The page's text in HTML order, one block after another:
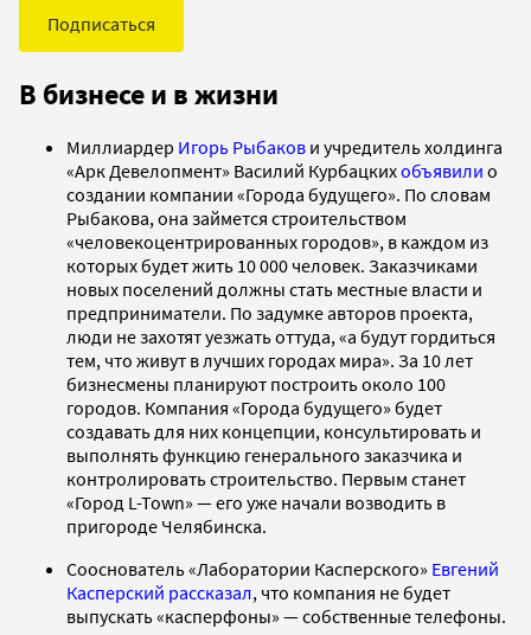
Подписаться
В бизнесе и в жизни
Миллиардер Игорь Рыбаков и учредитель холдинга
«Арк Девелопмент» Василий Курбацкихобъявили о
создании компании «Города будущего». По словам
Рыбакова, она займется строительством
«человекоцентрированных городов», в каждом из
которых будет жить 10 000 человек. Заказчиками
новых поселений должны стать местные власти и
предприниматели. По задумке авторов проекта,
люди не захотят уезжать оттуда, «а будут гордиться
тем, что живут в лучших городах мира». За 10 лет
бизнесмены планируют построить около 100
городов. Компания «Города будущего» будет
создавать для них концепции, консультировать и
выполнять функцию генерального заказчика и
контролировать строительство. Первым станет
«Город L-Town» — его уже начали возводить в
пригороде Челябинска.
Сооснователь «Лаборатории Касперского» Евгений
Касперский рассказал, что компания не будет
выпускать «касперфоны» — собственные телефоны.